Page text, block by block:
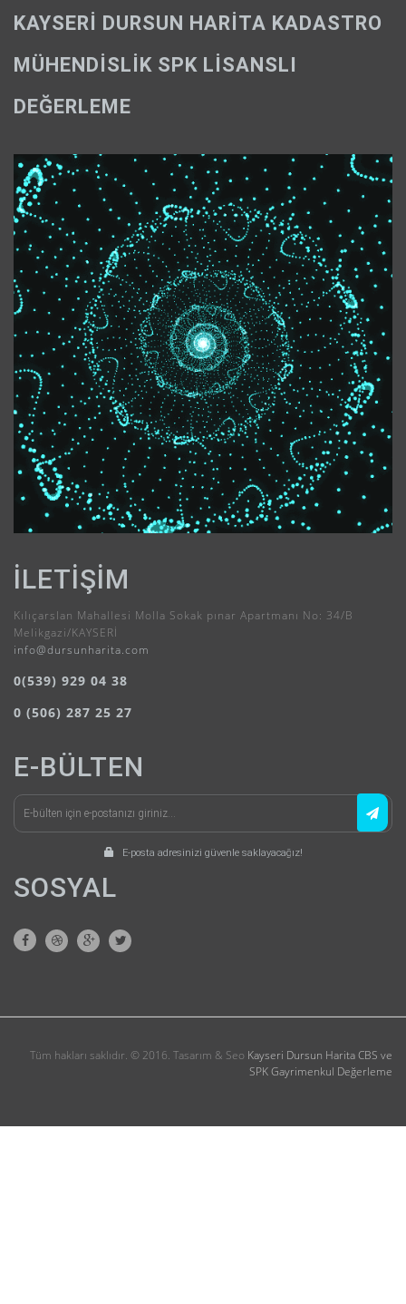
KAYSERI DURSUN HARITA KADASTRO
MÜHENDISLIK SPK LISANSLI
DEĞERLEME
İLETIŞIM
Kılıçarslan Mahallesi Molla Sokak pınar Apartmanı No: 34/B
Melikgazi/KAYSERİ
info@dursunharita.com
0(539) 929 04 38
0 (506) 287 25 27
E-BÜLTEN
E-posta adresinizi güvenle saklayacağız!
SOSYAL
Tüm hakları saklıdır. © 2016. Tasarım & Seo Kayseri Dursun Harita CBS ve
SPK Gayrimenkul Değerleme